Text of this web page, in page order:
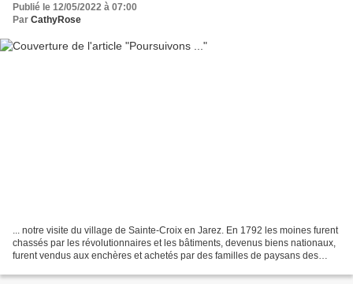
Publié le 12/05/2022 à 07:00
Par CathyRose
... notre visite du village de Sainte-Croix en Jarez. En 1792 les moines furent
chassés par les révolutionnaires et les bâtiments, devenus biens nationaux,
furent vendus aux enchères et achetés par des familles de paysans des